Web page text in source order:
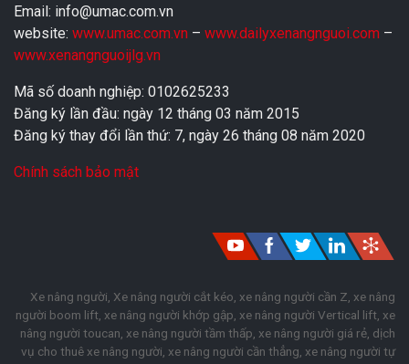
Email: info@umac.com.vn
website: www.umac.com.vn – www.dailyxenangnguoi.com –
www.xenangnguoijlg.vn
Mã số doanh nghiệp: 0102625233
Đăng ký lần đầu: ngày 12 tháng 03 năm 2015
Đăng ký thay đổi lần thứ: 7, ngày 26 tháng 08 năm 2020
Chính sách bảo mật
Xe nâng người, Xe nâng người cắt kéo, xe nâng người cần Z, xe nâng
người boom lift, xe nâng người khớp gập, xe nâng người Vertical lift, xe
nâng người toucan, xe nâng người tầm thấp, xe nâng người giá rẻ, dịch
vụ cho thuê xe nâng người, xe nâng người cần thẳng, xe nâng người tự